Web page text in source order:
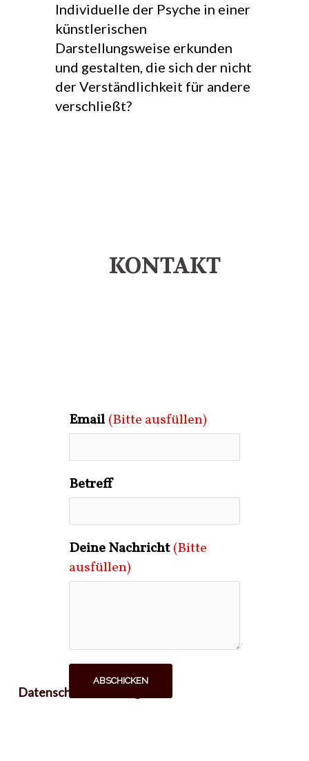
Individuelle der Psyche in einer
künstlerischen
Darstellungsweise erkunden
und gestalten, die sich der nicht
der Verständlichkeit für andere
verschließt?
KONTAKT
Email (Bitte ausfüllen)
Betreff
Deine Nachricht (Bitte
ausfüllen)
ABSCHICKEN
Datenschutzerklärung